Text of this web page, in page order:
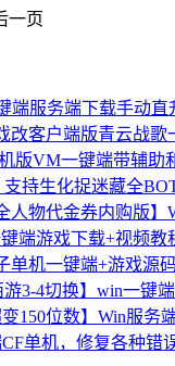
一页
端服务端下载手动直
改客户端版青云战歌
版VM一键端带辅助
支持生化捉迷藏全
人物代金券内购版】
端游戏下载+视频教
单机一键端+游戏源码
3-4切换】win一键
150位数】Win服务
CF单机，修复各种错